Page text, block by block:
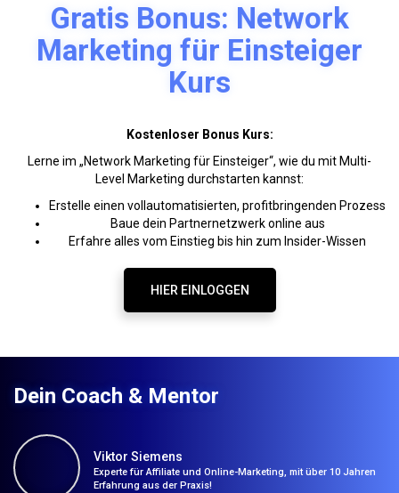
Gratis Bonus: Network
Marketing für Einsteiger
Kurs
Kostenloser Bonus Kurs:
Lerne im „Network Marketing für Einsteiger“, wie du mit Multi-
Level Marketing durchstarten kannst:
Erstelle einen vollautomatisierten, profitbringenden Prozess
Baue dein Partnernetzwerk online aus
Erfahre alles vom Einstieg bis hin zum Insider-Wissen
HIER EINLOGGEN
Dein Coach & Mentor
Viktor Siemens
Experte für Affiliate und Online-Marketing, mit über 10 Jahren
Erfahrung aus der Praxis!